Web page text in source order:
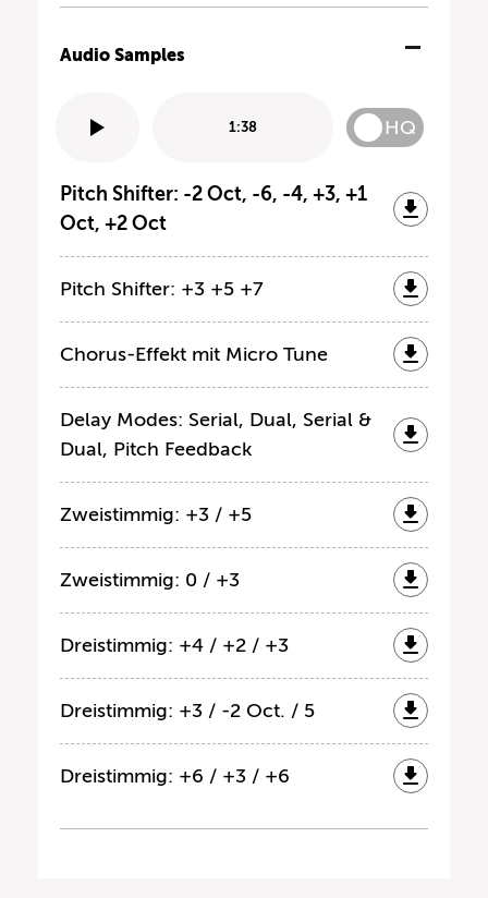
Audio Samples
1:38 HQ
Pitch Shifter: -2 Oct, -6, -4, +3, +1
Oct, +2 Oct
Pitch Shifter: +3 +5 +7
Chorus-Effekt mit Micro Tune
Delay Modes: Serial, Dual, Serial &
Dual, Pitch Feedback
Zweistimmig: +3 / +5
Zweistimmig: 0 / +3
Dreistimmig: +4 / +2 / +3
Dreistimmig: +3 / -2 Oct. / 5
Dreistimmig: +6 / +3 / +6